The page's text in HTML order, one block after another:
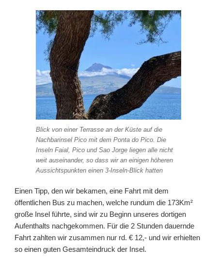
Blick von einer Terrasse an der Küste auf die
Nachbarinsel Pico mit dem Ponta do Pico. Die
Inseln Faial, Pico und Sao Jorge liegen alle nicht
weit auseinander, so dass wir an einigen höheren
Aussichtspunkten einen 3-Inseln-Blick hatten
Einen Tipp, den wir bekamen, eine Fahrt mit dem
öffentlichen Bus zu machen, welche rundum die 173Km²
große Insel führte, sind wir zu Beginn unseres dortigen
Aufenthalts nachgekommen. Für die 2 Stunden dauernde
Fahrt zahlten wir zusammen nur rd. € 12,- und wir erhielten
so einen guten Gesamteindruck der Insel.